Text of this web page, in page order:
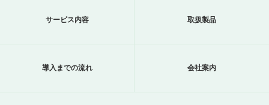
サービス内容 取扱製品
導入までの流れ 会社案内